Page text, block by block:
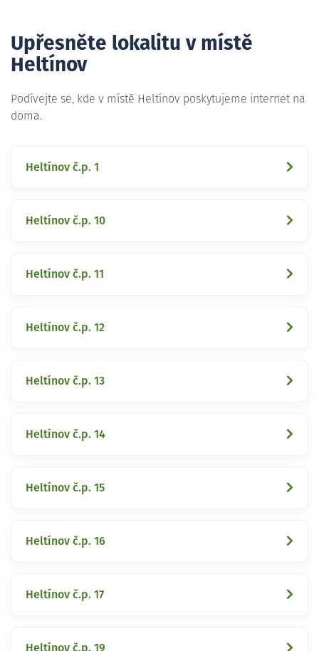
Upřesněte lokalitu v místě
Heltínov
Podívejte se, kde v místě Heltínov poskytujeme internet na
doma.
Heltínov č.p. 1
Heltínov č.p. 10
Heltínov č.p. 11
Heltínov č.p. 12
Heltínov č.p. 13
Heltínov č.p. 14
Heltínov č.p. 15
Heltínov č.p. 16
Heltínov č.p. 17
Heltínov č.p. 19